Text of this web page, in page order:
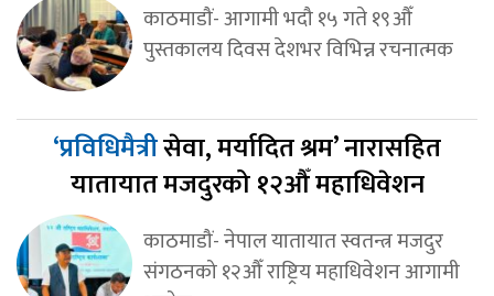
काठमाडौं- आगामी भदौ १५ गते १९औँ
पुस्तकालय दिवस देशभर विभिन्न रचनात्मक
‘प्रविधिमैत्रीसेवा, मर्यादित श्रम’ नारासहित
यातायात मजदुरको १२औँ महाधिवेशन
काठमाडौं- नेपाल यातायात स्वतन्त्र मजदुर
संगठनको १२औँ राष्ट्रिय महाधिवेशन आगामी